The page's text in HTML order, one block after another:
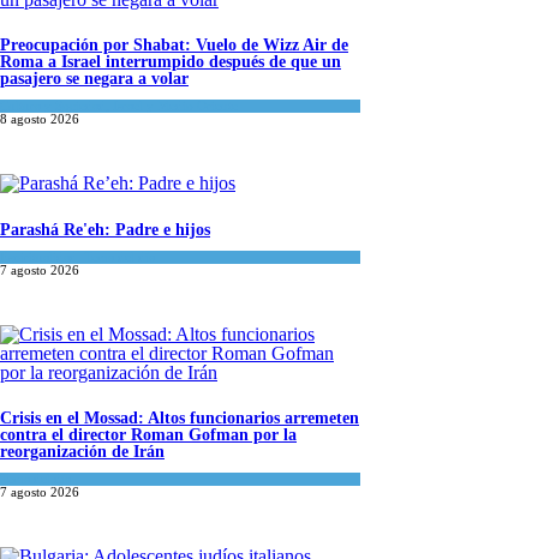
Preocupación por Shabat: Vuelo de Wizz Air de
Roma a Israel interrumpido después de que un
pasajero se negara a volar
8 agosto 2026
Parashá Re'eh: Padre e hijos
7 agosto 2026
Crisis en el Mossad: Altos funcionarios arremeten
contra el director Roman Gofman por la
reorganización de Irán
7 agosto 2026